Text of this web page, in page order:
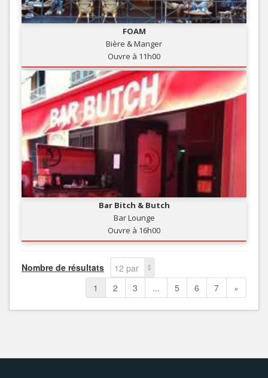
FOAM
Bière & Manger
Ouvre à 11h00
Bar Bitch & Butch
Bar Lounge
Ouvre à 16h00
Nombre de résultats
12 par
page
1 2 3 ... 5 6 7 »